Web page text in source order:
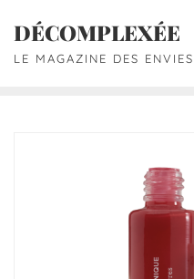
DÉCOMPLEXÉE
LE MAGAZINE DES